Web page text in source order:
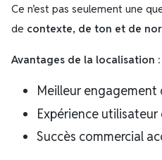
Ce n’est pas seulement une
de contexte, de ton et de
Avantages de la localisation :
Meilleur engagement
Expérience
Succès commercial